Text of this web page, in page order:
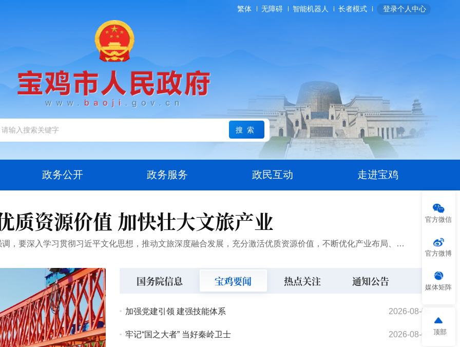
繁体 无障碍 智能机器人 长者模式 登录个人中心
搜索
政务公开 政务服务 政民互动 走进宝鸡
官方微信
官方微博
媒体矩阵
顶部
质资源价值 加快壮大文旅产业
8月5日，市委书记陈晓勇在调研文旅产业发展时强调，要深入学习贯彻习近平文化思想，推动文旅深度融合发展，充分激活优质资源价值，不断优化产业布局、升级产业体系、壮大经营主体，加快培育文化新质生产力，为建...
国务院信息 宝鸡要闻 热点关注 通知公告
加强党建引领 建强技能体系 2026-08-06
牢记“国之大者” 当好秦岭卫士 2026-08-06